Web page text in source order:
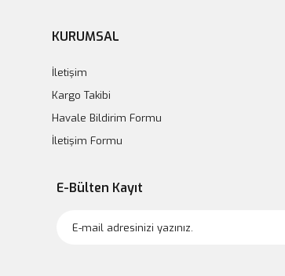
KURUMSAL
İletişim
Kargo Takibi
Havale Bildirim Formu
İletişim Formu
E-Bülten Kayıt